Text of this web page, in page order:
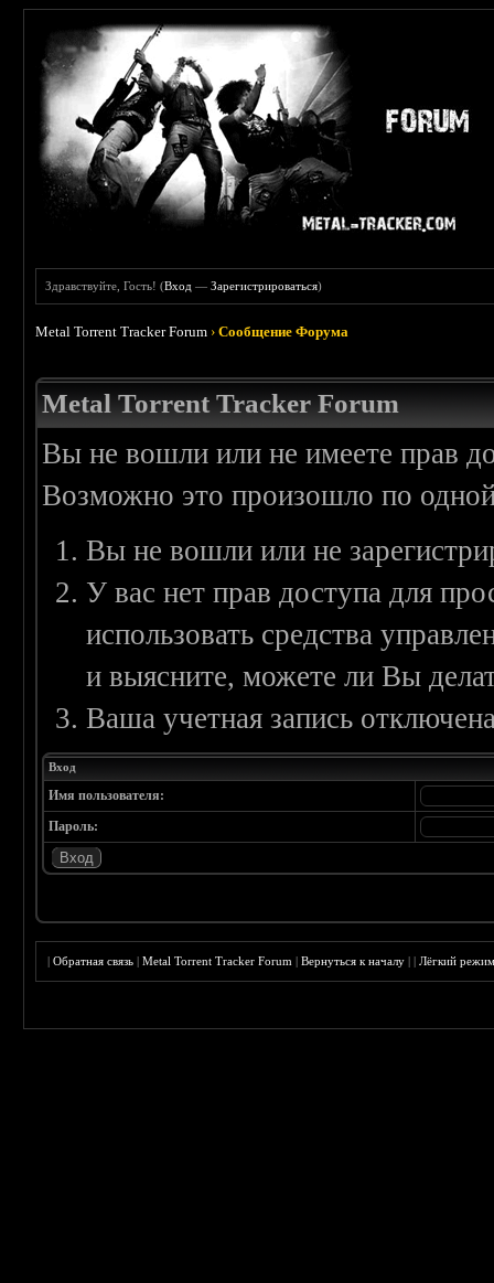
Здравствуйте, Гость! (Вход —Зарегистрироваться)
Metal Torrent Tracker Forum ›Сообщение Форума
Metal Torrent Tracker Forum
Вы не вошли или не имеете прав
Возможно это произошло по
Вы не вошли или не
У вас нет прав доступа для
использовать средства
и выясните, можете ли Вы
Ваша учетная запись
Вход
Имя пользователя:
Пароль:
|Обратная связь |Metal Torrent Tracker Forum |Вернуться к началу ||Лёгкий